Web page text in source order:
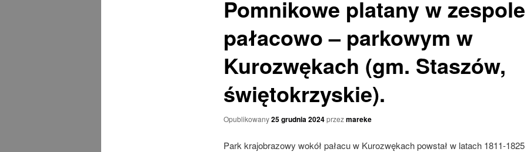
Pomnikowe platany w zespole
pałacowo – parkowym w
Kurozwękach (gm. Staszów,
świętokrzyskie).
Opublikowany25 grudnia 2024przezmareke
Park krajobrazowy wokół pałacu w Kurozwękach powstał w latach 1811-